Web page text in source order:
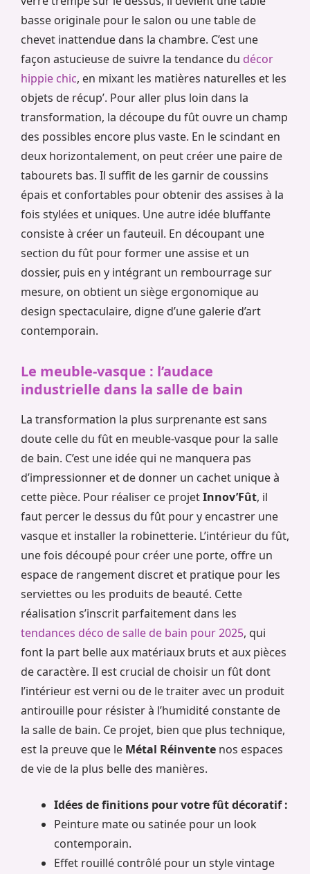
basse originale pour le salon ou une table de
chevet inattendue dans la chambre. C’est une
façon astucieuse de suivre la tendance du décor
hippie chic, en mixant les matières naturelles et les
objets de récup’. Pour aller plus loin dans la
transformation, la découpe du fût ouvre un champ
des possibles encore plus vaste. En le scindant en
deux horizontalement, on peut créer une paire de
tabourets bas. Il suffit de les garnir de coussins
épais et confortables pour obtenir des assises à la
fois stylées et uniques. Une autre idée bluffante
consiste à créer un fauteuil. En découpant une
section du fût pour former une assise et un
dossier, puis en y intégrant un rembourrage sur
mesure, on obtient un siège ergonomique au
design spectaculaire, digne d’une galerie d’art
contemporain.
Le meuble-vasque : l’audace
industrielle dans la salle de bain
La transformation la plus surprenante est sans
doute celle du fût en meuble-vasque pour la salle
de bain. C’est une idée qui ne manquera pas
d’impressionner et de donner un cachet unique à
cette pièce. Pour réaliser ce projetInnov’Fût, il
faut percer le dessus du fût pour y encastrer une
vasque et installer la robinetterie. L’intérieur du fût,
une fois découpé pour créer une porte, offre un
espace de rangement discret et pratique pour les
serviettes ou les produits de beauté. Cette
réalisation s’inscrit parfaitement dans les
tendances déco de salle de bain pour 2025, qui
font la part belle aux matériaux bruts et aux pièces
de caractère. Il est crucial de choisir un fût dont
l’intérieur est verni ou de le traiter avec un produit
antirouille pour résister à l’humidité constante de
la salle de bain. Ce projet, bien que plus technique,
est la preuve que le Métal Réinvente nos espaces
de vie de la plus belle des manières.
Idées de finitions pour votre fût décoratif :
Peinture mate ou satinée pour un look
contemporain.
Effet rouillé contrôlé pour un style vintage